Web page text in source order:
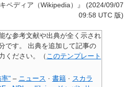
ペディア（Wikipedia）』 (2024/09/07
09:58 UTC 版)
な参考文献や出典が全く示され
です。
出典を追加して記事の
ください。
（ このテンプレート
率"– ニュース · 書籍 · スカラ